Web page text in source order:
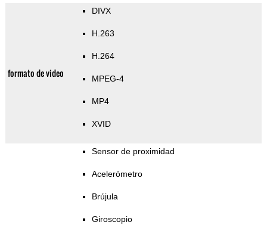
formato de video
DIVX
H.263
H.264
MPEG-4
MP4
XVID
Sensor de proximidad
Acelerómetro
Brújula
Giroscopio